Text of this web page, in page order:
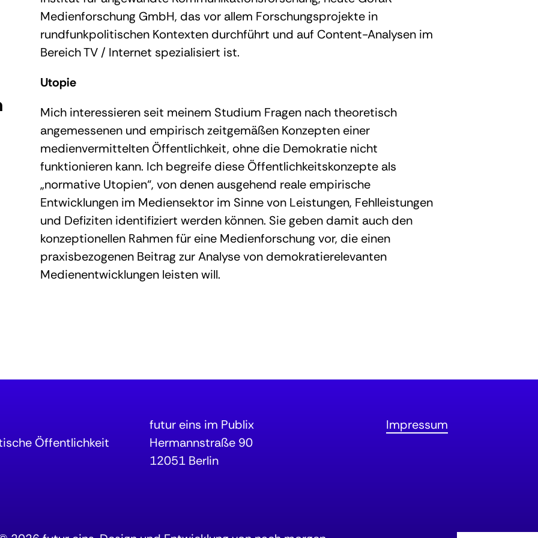
Medienforschung GmbH, das vor allem Forschungsprojekte in
rundfunkpolitischen Kontexten durchführt und auf Content-Analysen im
Bereich TV / Internet spezialisiert ist.
Utopie
Mich interessieren seit meinem Studium Fragen nach theoretisch
angemessenen und empirisch zeitgemäßen Konzepten einer
medienvermittelten Öffentlichkeit, ohne die Demokratie nicht
funktionieren kann. Ich begreife diese Öffentlichkeitskonzepte als
„normative Utopien“, von denen ausgehend reale empirische
Entwicklungen im Mediensektor im Sinne von Leistungen, Fehlleistungen
und Defiziten identifiziert werden können. Sie geben damit auch den
konzeptionellen Rahmen für eine Medienforschung vor, die einen
praxisbezogenen Beitrag zur Analyse von demokratierelevanten
Medienentwicklungen leisten will.
Öffentlichkeit
futur eins im Publix
Hermannstraße 90
12051 Berlin
Impressum